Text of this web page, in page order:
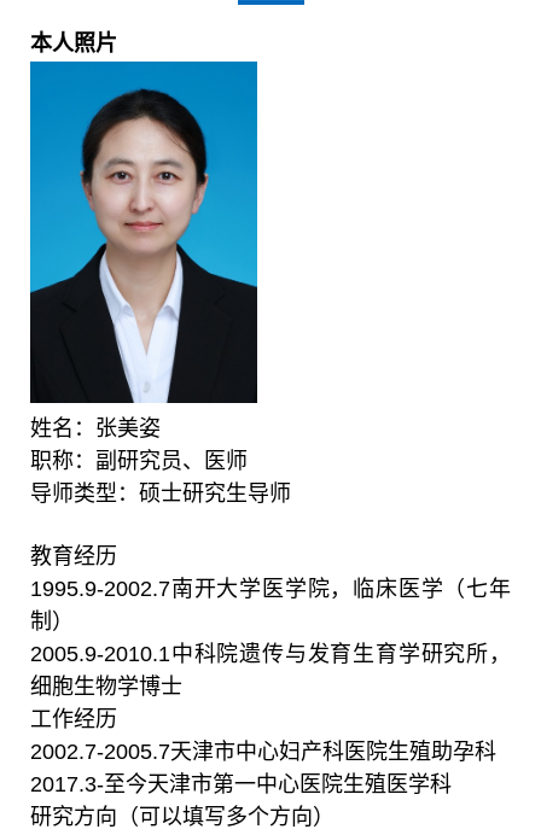
本人照片
姓名：张美姿
职称：副研究员、医师
导师类型：硕士研究生导师
教育经历
1995.9-2002.7南开大学医学院，临床医学（七年
制）
2005.9-2010.1中科院遗传与发育生育学研究所，
细胞生物学博士
工作经历
2002.7-2005.7天津市中心妇产科医院生殖助孕科
2017.3-至今天津市第一中心医院生殖医学科
研究方向（可以填写多个方向）